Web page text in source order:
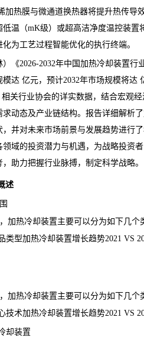
加热膜与微通道换热器将提升热传导
温（mK级）或超高洁净度温控装置
为工艺过程智能优化的执行终端。
）《2026-2032年中国加热冷却装置行
模达 亿元，预计2032年市场规模将达
关行业协会的详实数据，结合宏观
动态及产业链结构。报告详细解析
并对未来市场前景与发展趋势进行
域的投资潜力与机遇，为战略投资
助力把握行业脉搏，制定科学战略。
述
热冷却装置主要可以分为如下几个
热冷却装置增长趋势2021 VS
热冷却装置主要可以分为如下几个
热冷却装置增长趋势2021 VS
装置